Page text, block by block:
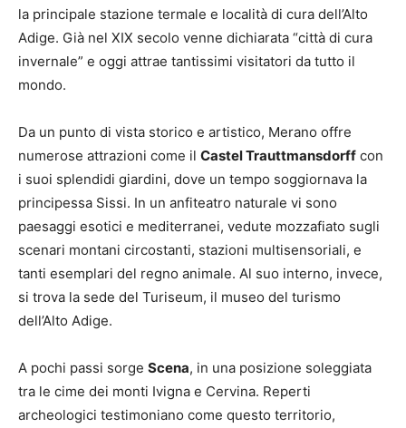
la principale stazione termale e località di cura dell’Alto
Adige. Già nel XIX secolo venne dichiarata “città di cura
invernale” e oggi attrae tantissimi visitatori da tutto il
mondo.
Da un punto di vista storico e artistico, Merano offre
numerose attrazioni come il Castel Trauttmansdorff con
i suoi splendidi giardini, dove un tempo soggiornava la
principessa Sissi. In un anfiteatro naturale vi sono
paesaggi esotici e mediterranei, vedute mozzafiato sugli
scenari montani circostanti, stazioni multisensoriali, e
tanti esemplari del regno animale. Al suo interno, invece,
si trova la sede del Turiseum, il museo del turismo
dell’Alto Adige.
A pochi passi sorge Scena, in una posizione soleggiata
tra le cime dei monti Ivigna e Cervina. Reperti
archeologici testimoniano come questo territorio,